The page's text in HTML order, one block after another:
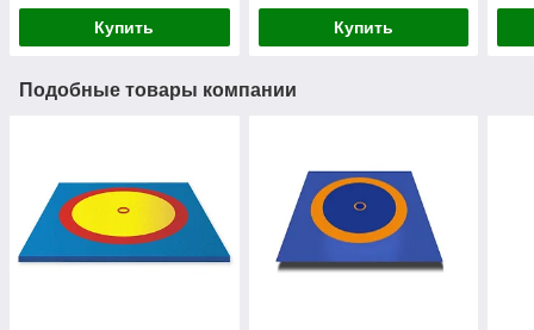
Купить Купить
Подобные товары компании